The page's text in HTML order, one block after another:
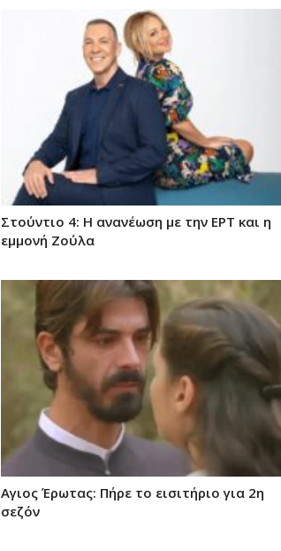
Στούντιο 4: Η ανανέωση με την ΕΡΤ και η
εμμονή Ζούλα
Αγιος Έρωτας: Πήρε το εισιτήριο για 2η
σεζόν